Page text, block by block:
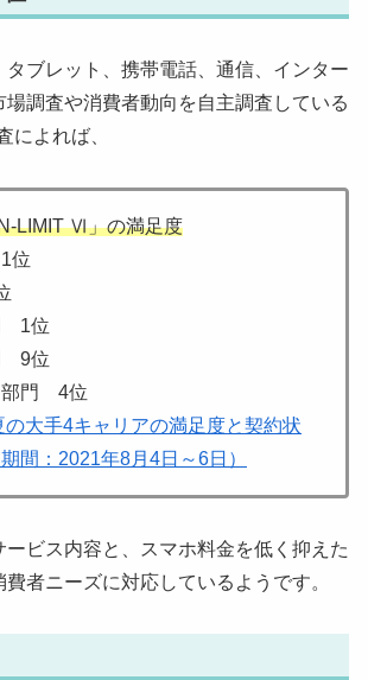
タブレット、携帯電話、通信、インター
場調査や消費者動向を自主調査している
によれば、
LIMIT Ⅵ」の満足度
位
1位
9位
部門 4位
の大手4キャリアの満足度と契約状
間：2021年8月4日～6日）
ビス内容と、スマホ料金を低く抑えた
者ニーズに対応しているようです。